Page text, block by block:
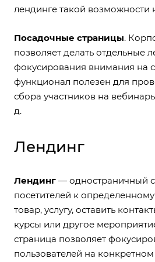
лендинге такой возможности
Посадочные страницы.
позволяет делать отдельные
фокусирования внимания на
функционал полезен для
сбора участников на
д.
Лендинг
Лендинг — одностраничный
посетителей к
товар, услугу, оставить
курсы или другое
страница позволяет
пользователей на